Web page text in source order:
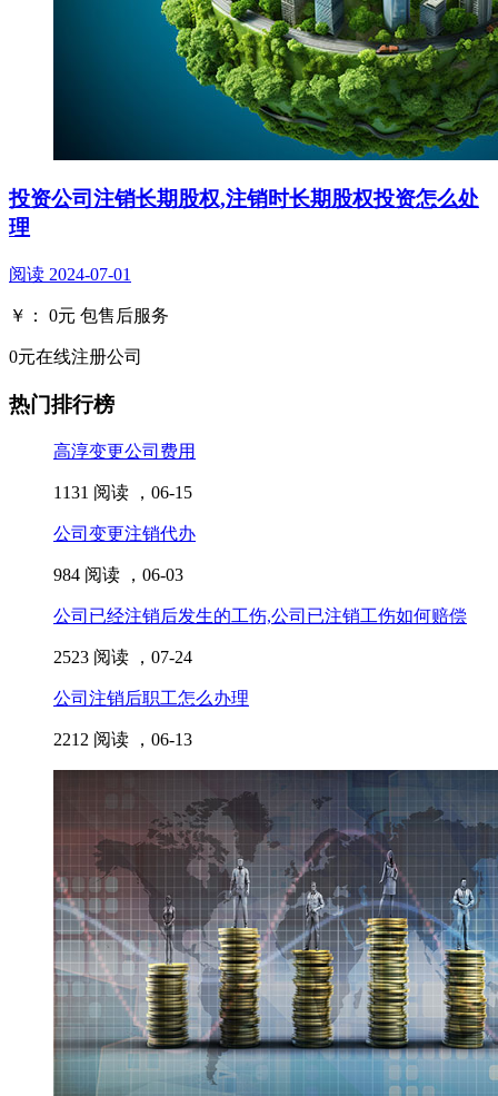
投资公司注销长期股权,注销时长期股权投资怎么处
理
阅读 2024-07-01
￥： 0元 包售后服务
0元在线注册公司
热门排行榜
高淳变更公司费用
1131 阅读 ， 06-15
公司变更注销代办
984 阅读 ， 06-03
公司已经注销后发生的工伤,公司已注销工伤如何赔偿
2523 阅读 ， 07-24
公司注销后职工怎么办理
2212 阅读 ， 06-13